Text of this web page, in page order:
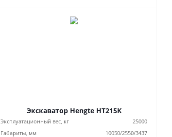
Экскаватор Hengte HT215K
Эксплуатационный вес, кг
25000
Габариты, мм
10050/2550/3437